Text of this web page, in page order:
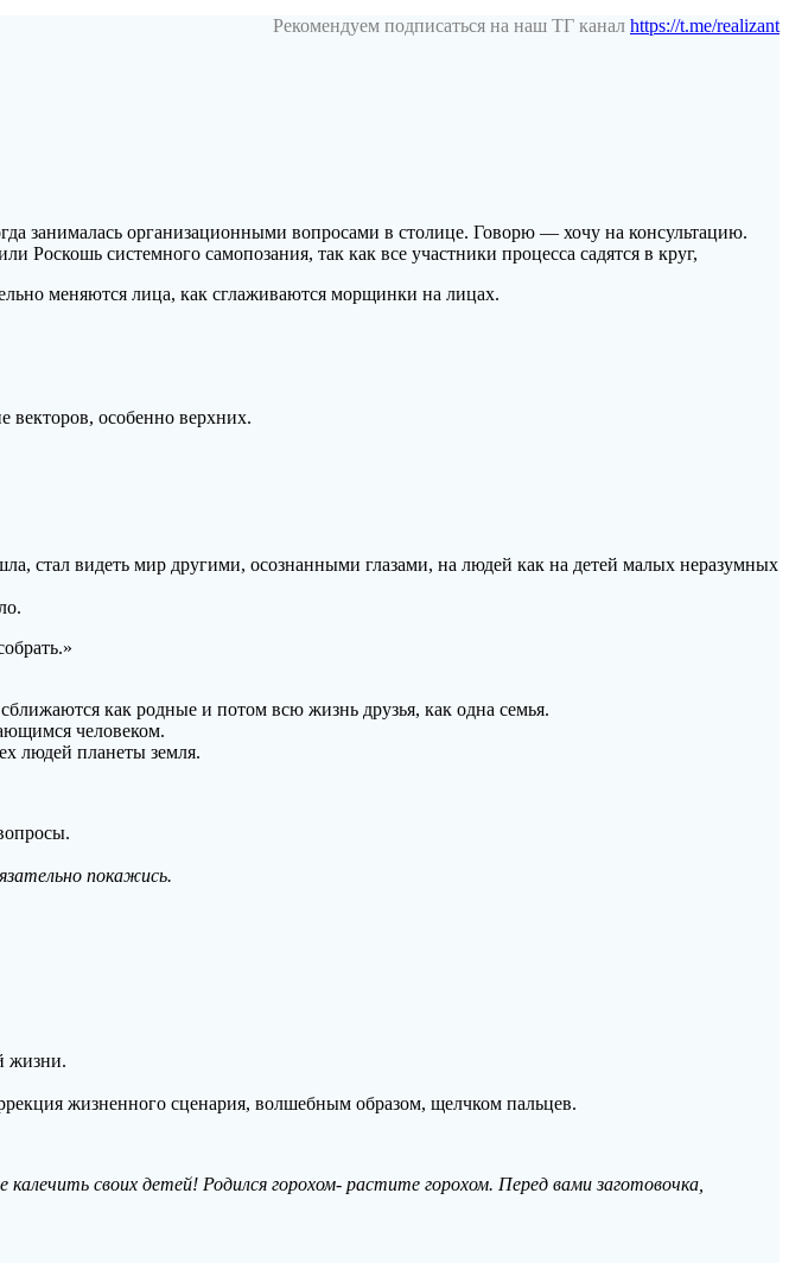
Рекомендуем подписаться на наш ТГ канал https://t.me/realizant
занималась организационными вопросами в столице. Говорю — хочу на консультацию.
Роскошь системного самопозания, так как все участники процесса садятся в круг,
меняются лица, как сглаживаются морщинки на лицах.
векторов, особенно верхних.
стал видеть мир другими, осознанными глазами, на людей как на детей малых неразумных
как родные и потом всю жизнь друзья, как одна семья.
человеком.
людей планеты земля.
покажись.
жизни.
жизненного сценария, волшебным образом, щелчком пальцев.
своих детей! Родился горохом- растите горохом. Перед вами заготовочка,